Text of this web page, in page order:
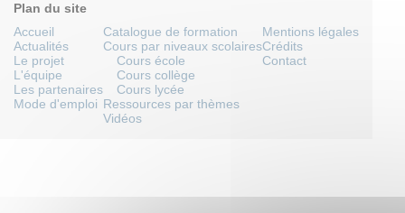
Plan du site
Accueil
Actualités
Le projet
L'équipe
Les partenaires
Mode d'emploi
Catalogue de formation
Cours par niveaux scolaires
Cours école
Cours collège
Cours lycée
Ressources par thèmes
Vidéos
Mentions légales
Crédits
Contact